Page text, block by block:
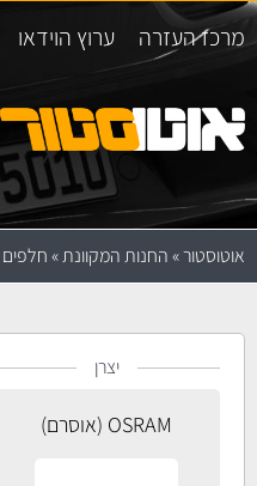
מרכז העזרה ערוץ הוידאו
אוטוסטור»החנות המקוונת»חלפים
יצרן
OSRAM (אוסרם)